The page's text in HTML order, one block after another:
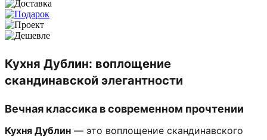
Кухня Дублин: воплощение
скандинавской элегантности
Вечная классика в современном прочтении
Кухня Дублин — это воплощение скандинавского